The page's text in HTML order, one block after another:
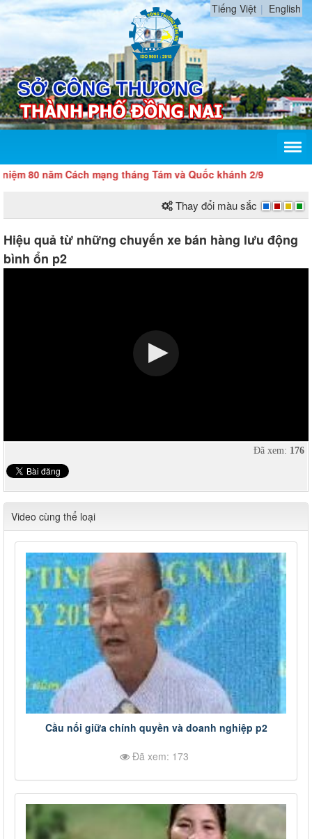
Tiếng Việt English
Cách mạng tháng Tám và Quốc khánh 2/9
Thay đổi màu sắc
Hiệu quả từ những chuyến xe bán hàng lưu động
bình ổn p2
Đã xem: 176
Video cùng thể loại
Cầu nối giữa chính quyền và doanh nghiệp p2
Đã xem: 173